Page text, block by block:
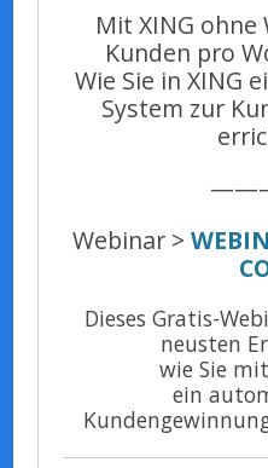
Mit XING ohne
Kunden pro
Wie Sie in XING
System zur
Webinar >
Dieses Gratis-
neusten
wie Sie
ein